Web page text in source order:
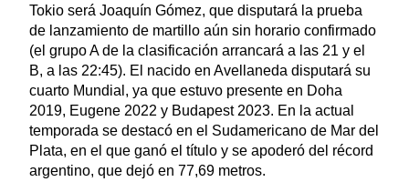
Tokio será Joaquín Gómez, que disputará la prueba
de lanzamiento de martillo aún sin horario confirmado
(el grupo A de la clasificación arrancará a las 21 y el
B, a las 22:45). El nacido en Avellaneda disputará su
cuarto Mundial, ya que estuvo presente en Doha
2019, Eugene 2022 y Budapest 2023. En la actual
temporada se destacó en el Sudamericano de Mar del
Plata, en el que ganó el título y se apoderó del récord
argentino, que dejó en 77,69 metros.